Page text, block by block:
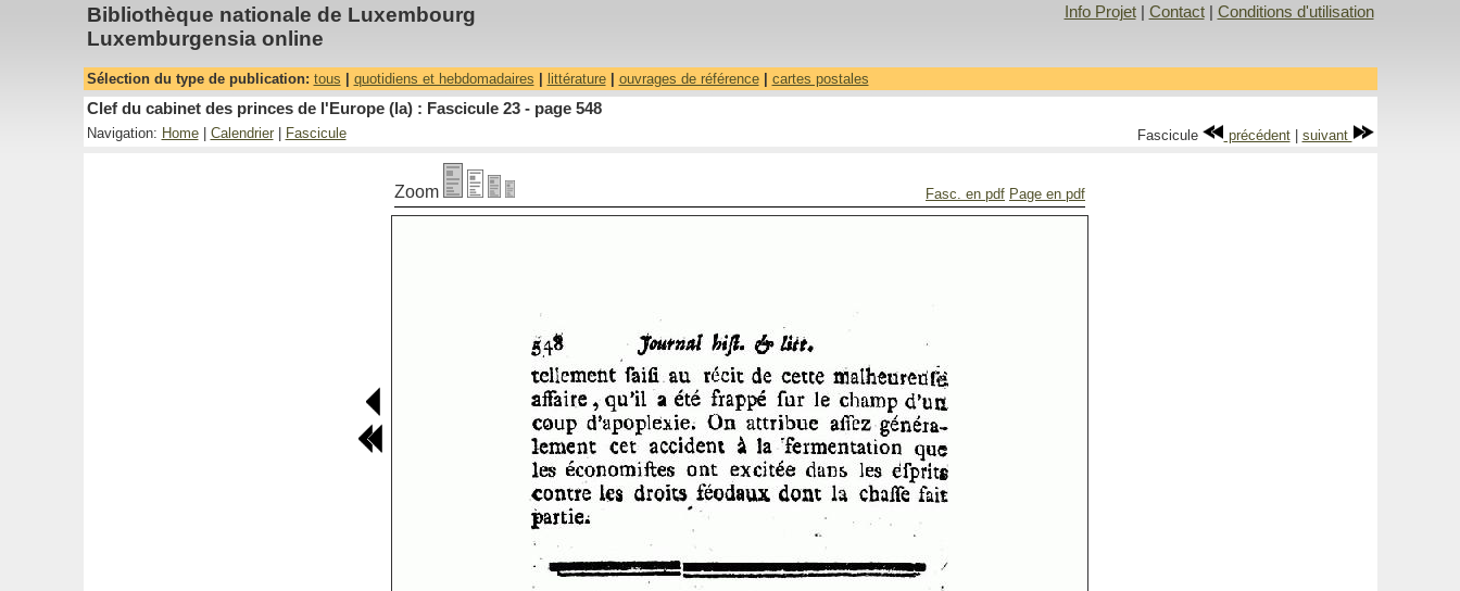
Bibliothèque nationale de Luxembourg
Luxemburgensia online
Info Projet| Contact| Conditions d'utilisation
Sélection du type de publication: tous quotidiens et hebdomadaires littérature| ouvrages de référence| cartes postales
Clef du cabinet des princes de l'Europe (la) : Fascicule 23 - page 548
Navigation: Home| Calendrier| Fascicule Fascicule précédent| suivant
Zoom Fasc. en pdf Page en pdf